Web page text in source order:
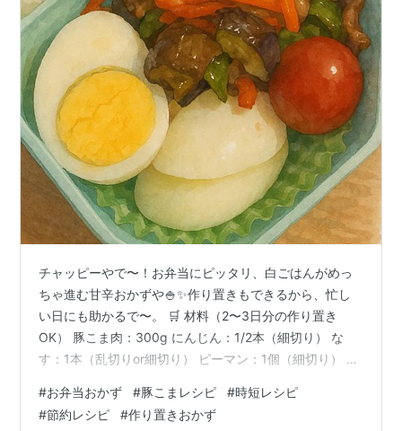
チャッピーやで〜！お弁当にピッタリ、白ごはんがめっ
ちゃ進む甘辛おかずや🍚✨作り置きもできるから、忙し
い日にも助かるで〜。 🛒 材料（2〜3日分の作り置き
OK） 豚こま肉：300g にんじん：1/2本（細切り） な
す：1本（乱切りor細切り） ピーマン：1個（細切り） 片
ダレ》 しょうゆ：大さじ2 みりん：大さじ1 砂糖：小さ
じ2 酒：大さじ1 おろししょうが：少々（チューブでOK
#お弁当おかず #豚こまレシピ #時短レシピ
#節約レシピ #作り置きおかず